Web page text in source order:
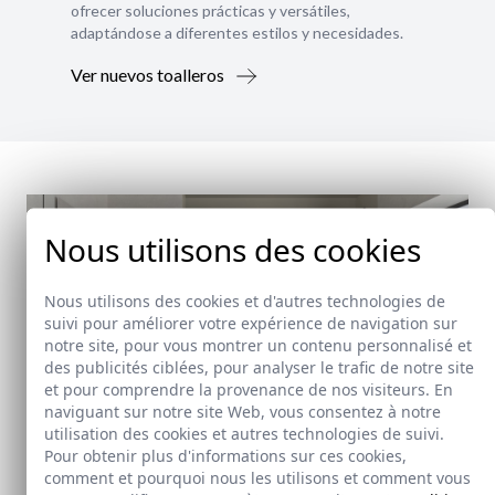
ofrecer soluciones prácticas y versátiles,
adaptándose a diferentes estilos y necesidades.
Ver nuevos toalleros
Nous utilisons des cookies
Nous utilisons des cookies et d'autres technologies de
suivi pour améliorer votre expérience de navigation sur
notre site, pour vous montrer un contenu personnalisé et
des publicités ciblées, pour analyser le trafic de notre site
et pour comprendre la provenance de nos visiteurs. En
naviguant sur notre site Web, vous consentez à notre
utilisation des cookies et autres technologies de suivi.
Pour obtenir plus d'informations sur ces cookies,
comment et pourquoi nous les utilisons et comment vous